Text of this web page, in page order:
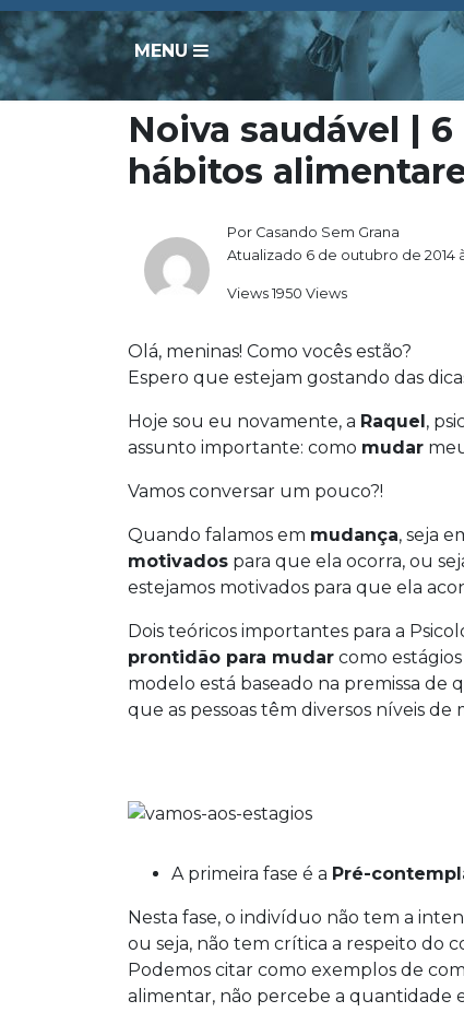
MENU
Noiva saudável |
hábitos
Por Casando Sem Grana
Atualizado 6 de outubro de 2014
Views 1950 Views
Olá, meninas! Como vocês estão?
Espero que estejam gostando das
Hoje sou eu novamente, a Raquel,
assunto importante: como mudar
Vamos conversar um pouco?!
Quando falamos em mudança, seja
motivados para que ela ocorra, ou
estejamos motivados para que ela
Dois teóricos importantes para a
prontidão para mudar como
modelo está baseado na premissa de
que as pessoas têm diversos níveis
A primeira fase é a Pré-
Nesta fase, o indivíduo não tem a
ou seja, não tem crítica a respeito do
Podemos citar como exemplos de
alimentar, não percebe a quantidade